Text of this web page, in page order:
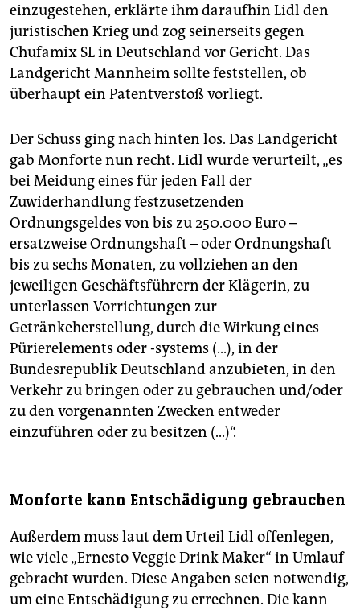
einzugestehen, erklärte ihm daraufhin Lidl den
juristischen Krieg und zog seinerseits gegen
Chufamix SL in Deutschland vor Gericht. Das
Landgericht Mannheim sollte feststellen, ob
überhaupt ein Patentverstoß vorliegt.
Der Schuss ging nach hinten los. Das Landgericht
gab Monforte nun recht. Lidl wurde verurteilt, „es
bei Meidung eines für jeden Fall der
Zuwiderhandlung festzusetzenden
Ordnungsgeldes von bis zu 250.000 Euro –
ersatzweise Ordnungshaft – oder Ordnungshaft
bis zu sechs Monaten, zu vollziehen an den
jeweiligen Geschäftsführern der Klägerin, zu
unterlassen Vorrichtungen zur
Getränkeherstellung, durch die Wirkung eines
Pürierelements oder -systems (...), in der
Bundesrepublik Deutschland anzubieten, in den
Verkehr zu bringen oder zu gebrauchen und/oder
zu den vorgenannten Zwecken entweder
einzuführen oder zu besitzen (...)“.
Monforte kann Entschädigung gebrauchen
Außerdem muss laut dem Urteil Lidl offenlegen,
wie viele „Ernesto Veggie Drink Maker“ in Umlauf
gebracht wurden. Diese Angaben seien notwendig,
um eine Entschädigung zu errechnen. Die kann